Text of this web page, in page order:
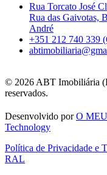
Rua Torcato José
Rua das Gaivotas,
André
+351 212 740 339
© 2026 ABT Imobiliária
reservados.
Desenvolvido porO
Technology
Política de Privacidade e
RAL